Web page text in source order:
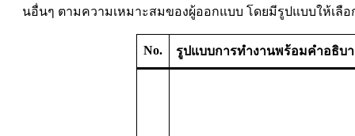
นอื่นๆ ตามความเหมาะสมของผู้ออกแบบ โดยมีรูปแบบให้เลื
No. รูปแบบการทำงานพร้อมคำอธิบ